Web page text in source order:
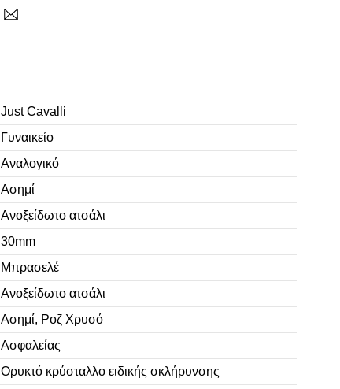
Just Cavalli
Γυναικείο
Αναλογικό
Ασημί
Ανοξείδωτο ατσάλι
30mm
Μπρασελέ
Ανοξείδωτο ατσάλι
Ασημί, Ροζ Χρυσό
Ασφαλείας
Ορυκτό κρύσταλλο ειδικής σκλήρυνσης